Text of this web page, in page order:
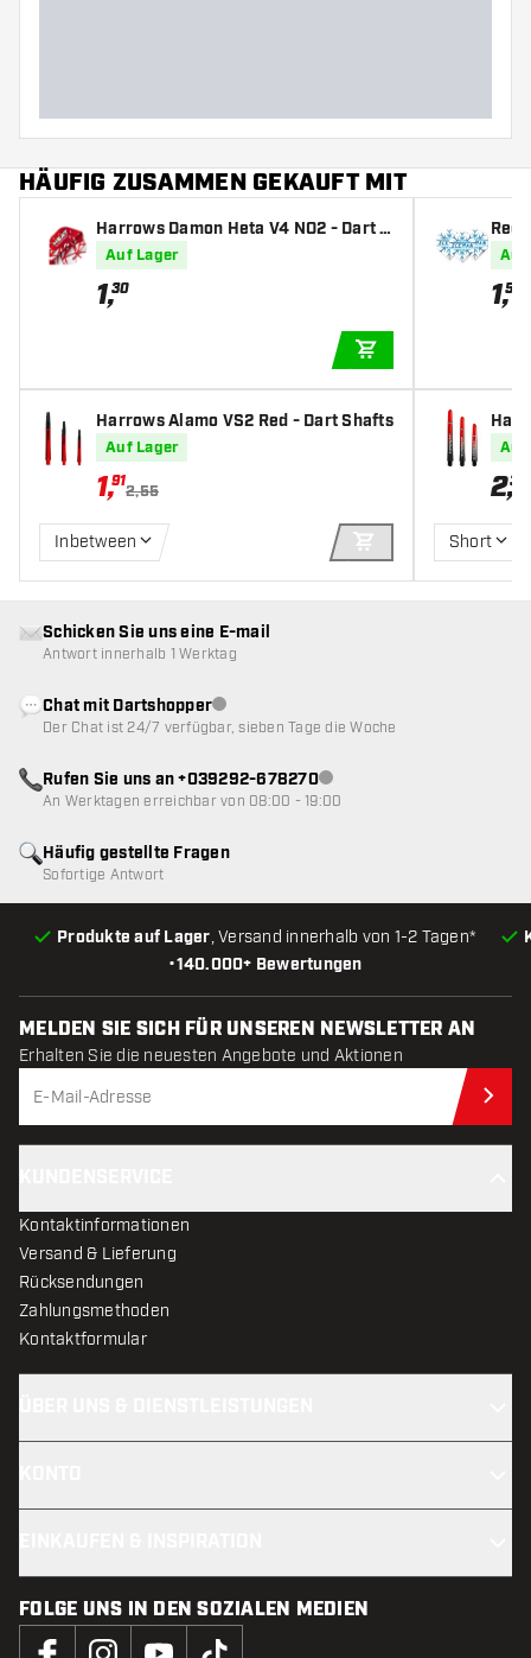
HÄUFIG ZUSAMMEN GEKAUFT MIT
Harrows Damon Heta V4 NO2 - Dart F
lights
Auf Lager
1,30
Harrows Alamo VS2 Red - Dart Shafts
Auf Lager
1,91
2,55
Inbetween
IN DEN
Red
art
Auf
1,50
Auf
2,35
Short
•140.000+ Bewertungen
Produkte auf Lager, Versand innerhalb von 1-2 Tagen*
Häufig gestellte Fragen
Sofortige Antwort
Schicken Sie uns eine E-mail
Antwort innerhalb 1 Werktag
Chat mit DartshopperKundenservice nicht verfügbar
Der Chat ist 24/7 verfügbar, sieben Tage die Woche
Rufen Sie uns an +039292-678270Kundenservice nicht
An Werktagen erreichbar von 08:00 - 19:00
MELDEN SIE SICH FÜR UNSEREN NEWSLETTER AN
Erhalten Sie die neuesten Angebote und Aktionen
Kontaktinformationen
Versand & Lieferung
Rücksendungen
Zahlungsmethoden
Kontaktformular
FOLGE UNS IN DEN SOZIALEN MEDIEN